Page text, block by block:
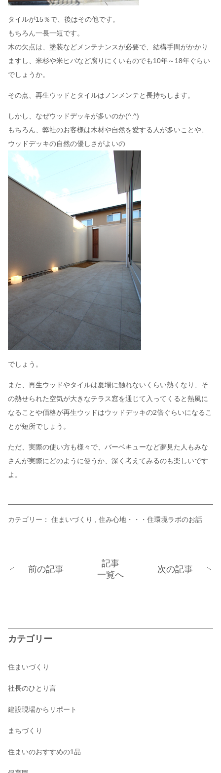
タイルが15％で、後はその他です。
もちろん一長一短です。
木の欠点は、塗装などメンテナンスが必要で、結構手間がかかり
ますし、米杉や米ヒバなど腐りにくいものでも10年～18年ぐらい
でしょうか。
その点、再生ウッドとタイルはノンメンテと長持ちします。
しかし、なぜウッドデッキが多いのか(^.^)
もちろん、弊社のお客様は木材や自然を愛する人が多いことや、
ウッドデッキの自然の優しさがよいの
でしょう。
また、再生ウッドやタイルは夏場に触れないくらい熱くなり、そ
の熱せられた空気が大きなテラス窓を通じて入ってくると熱風に
なることや価格が再生ウッドはウッドデッキの2倍ぐらいになるこ
とが短所でしょう。
ただ、実際の使い方も様々で、バーベキューなど夢見た人もみな
さんが実際にどのように使うか、深く考えてみるのも楽しいです
よ。
カテゴリー： 住まいづくり 住み心地・・・住環境ラボのお話
前の記事
記事
一覧へ
次の記事
カテゴリー
住まいづくり
社長のひとり言
建設現場からリポート
まちづくり
住まいのおすすめの1品